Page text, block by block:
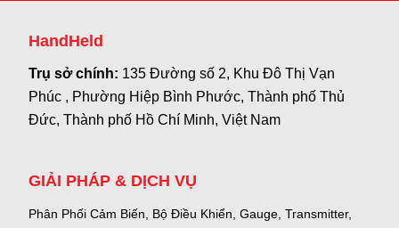
HandHeld
Trụ sở chính: 135 Đường số 2, Khu Đô Thị Vạn
Phúc , Phường Hiệp Bình Phước, Thành phố Thủ
Đức, Thành phố Hồ Chí Minh, Việt Nam
GIẢI PHÁP & DỊCH VỤ
Phân Phối Cảm Biến, Bộ Điều Khiển, Gauge, Transmitter,